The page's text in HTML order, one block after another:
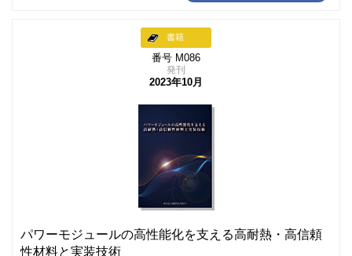
書籍
番号 M086
発刊
2023年10月
パワーモジュールの高性能化を支える高耐熱・高信頼
性材料と実装技術